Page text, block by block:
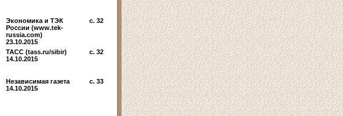
Экономика и ТЭК
России (www.tek-
russia.com)
23.10.2015
c. 32
ТАСС (tass.ru/sibir)
14.10.2015
c. 32
Независимая газета
14.10.2015
c. 33